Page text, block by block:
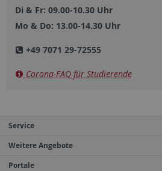
Di & Fr: 09.00-10.30 Uhr
Mo & Do: 13.00-14.30 Uhr
+49 7071 29-72555
Corona-FAQ für Studierende
Service
Weitere Angebote
Portale